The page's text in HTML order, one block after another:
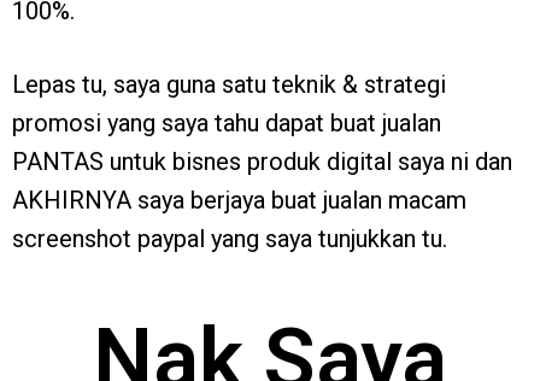
100%.
Lepas tu, saya guna satu teknik & strategi
promosi yang saya tahu dapat buat jualan
PANTAS untuk bisnes produk digital saya ni dan
AKHIRNYA saya berjaya buat jualan macam
screenshot paypal yang saya tunjukkan tu.
Nak Saya